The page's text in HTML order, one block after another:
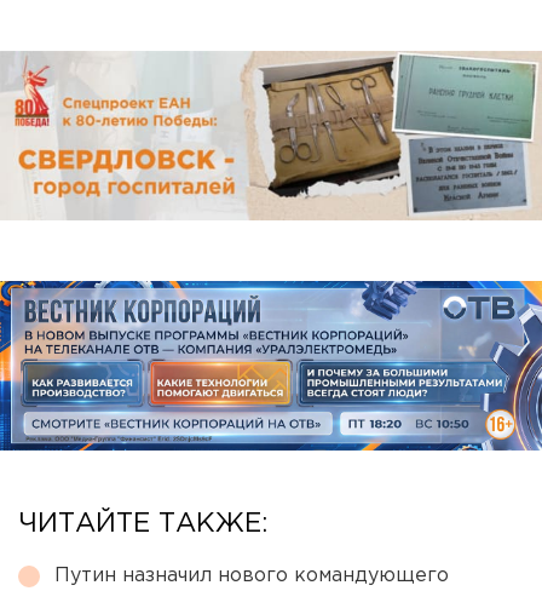
ЧИТАЙТЕ ТАКЖЕ:
Путин назначил нового командующего